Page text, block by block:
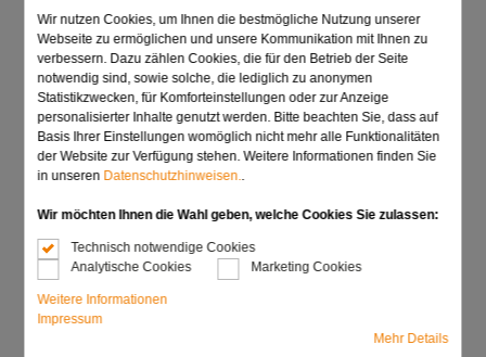
Wir nutzen Cookies, um Ihnen die bestmögliche Nutzung unserer
Webseite zu ermöglichen und unsere Kommunikation mit Ihnen zu
verbessern. Dazu zählen Cookies, die für den Betrieb der Seite
notwendig sind, sowie solche, die lediglich zu anonymen
Statistikzwecken, für Komforteinstellungen oder zur Anzeige
personalisierter Inhalte genutzt werden. Bitte beachten Sie, dass auf
Basis Ihrer Einstellungen womöglich nicht mehr alle Funktionalitäten
der Website zur Verfügung stehen. Weitere Informationen finden Sie
in unseren Datenschutzhinweisen..
Wir möchten Ihnen die Wahl geben, welche Cookies Sie zulassen:
Technisch notwendige Cookies
Analytische Cookies
Marketing Cookies
Weitere Informationen
Impressum
Mehr Details
Einladung zur Expo
Manufactura 2025!